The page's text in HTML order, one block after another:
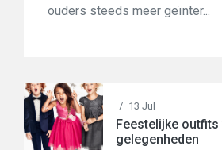
ouders steeds meer geïnter...
/ 13 Jul
Feestelijke
gelegenheden